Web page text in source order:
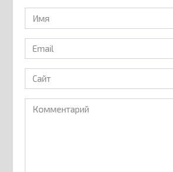
Имя
*
Email
*
Сайт
Комментарий